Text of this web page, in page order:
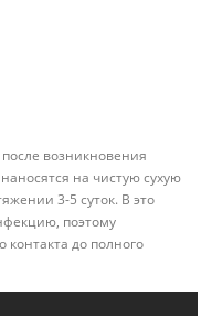
возникновения
на чистую сухую
3-5 суток. В это
поэтому
контакта до полного